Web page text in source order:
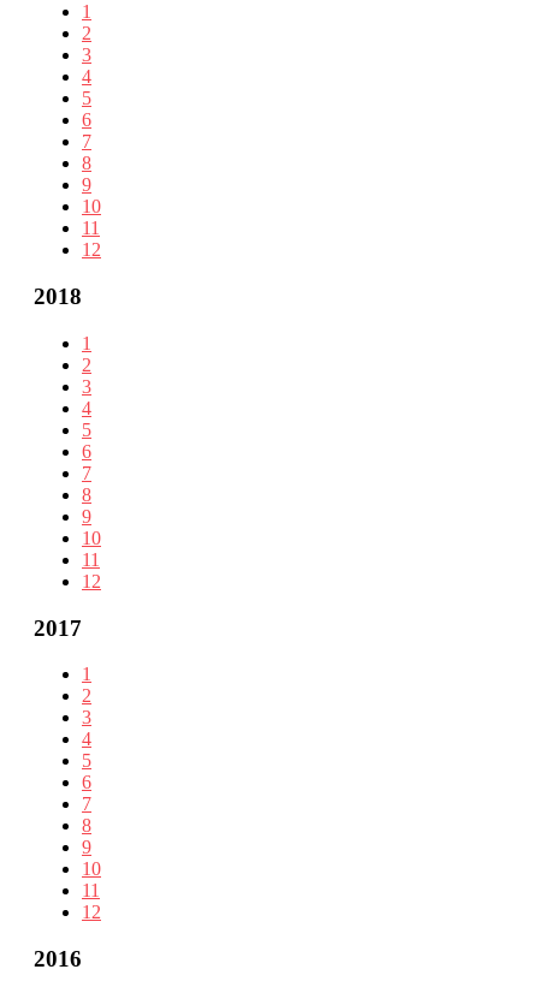
1
2
3
4
5
6
7
8
9
10
11
12
2018
1
2
3
4
5
6
7
8
9
10
11
12
2017
1
2
3
4
5
6
7
8
9
10
11
12
2016